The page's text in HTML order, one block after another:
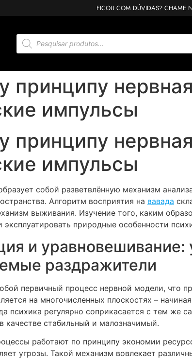
FICOU COM DÚVIDAS? CHAME
принципу
импульсы
принципу
импульсы
собой разветвлённую механизм
Алгоритм восприятия на вавада
выживания. Изучение того, каким
эксплуатировать природные особенности
и уравновешивание:
раздражители
первичный процесс нервной модели, что
на многочисленных плоскостях –
психика регулярно соприкасается с тем
качестве стабильный и малозначимый.
работают по принципу экономии
угрозы. Такой механизм вовлекает